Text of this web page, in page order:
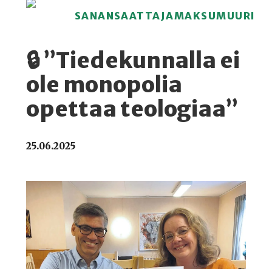
SANANSAATTAJAMAKSUMUURI
🔒 ”Tiedekunnalla ei
ole monopolia
opettaa teologiaa”
25.06.2025